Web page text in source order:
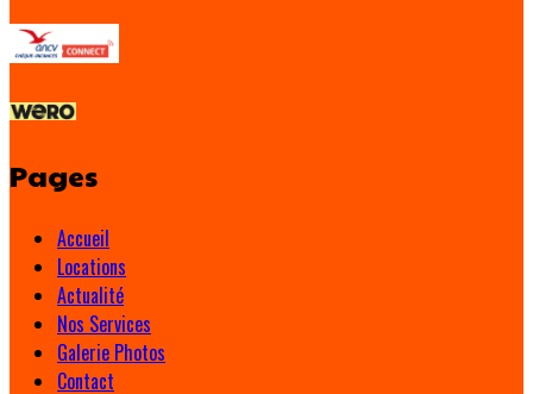
Pages
Accueil
Locations
Actualité
Nos Services
Galerie Photos
Contact